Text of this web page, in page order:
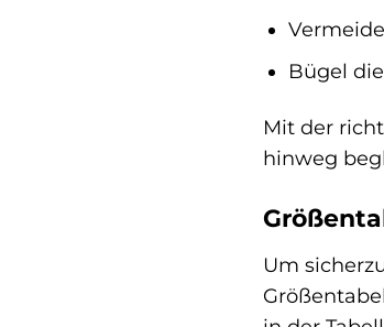
Bügel
Mit der
hinweg
Um